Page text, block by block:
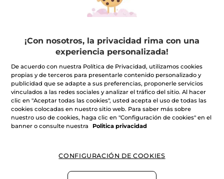
Mini gel + mini leche Sarraceno
★★★★★
★★★★★
hay
valoraciones
de
INCLUIR UNA RESEÑA
Pago Seguro
¡Con nosotros, la privacidad rima con una
experiencia personalizada!
De acuerdo con nuestra Política de Privacidad, utilizamos cookies
propias y de terceros para presentarle contenido personalizado y
publicidad que se adapte a sus preferencias, proponerle servicios
vinculados a las redes sociales y analizar el tráfico del sitio. Al hacer
clic en "Aceptar todas las cookies", usted acepta el uso de todas las
cookies colocadas en nuestro sitio web. Para saber más sobre
nuestro uso de cookies, haga clic en "Configuración de cookies" en el
banner o consulte nuestra
Politica privacidad
CONFIGURACIÓN DE COOKIES